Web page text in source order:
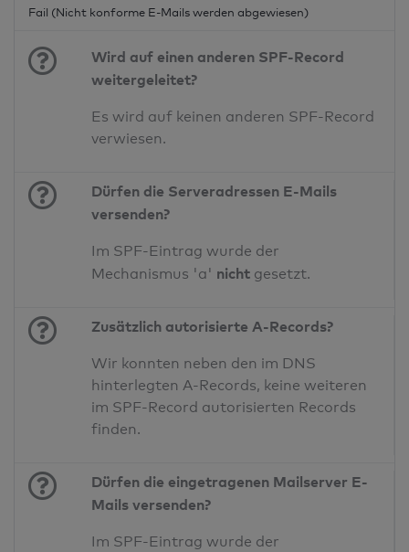
Fail (Nicht konforme E-Mails werden abgewiesen)
Wird auf einen anderen SPF-Record
weitergeleitet?
Es wird auf keinen anderen SPF-Record
verwiesen.
Dürfen die Serveradressen E-Mails
versenden?
Im SPF-Eintrag wurde der
Mechanismus 'a' nicht gesetzt.
Zusätzlich autorisierte A-Records?
Wir konnten neben den im DNS
hinterlegten A-Records, keine weiteren
im SPF-Record autorisierten Records
finden.
Dürfen die eingetragenen Mailserver E-
Mails versenden?
Im SPF-Eintrag wurde der